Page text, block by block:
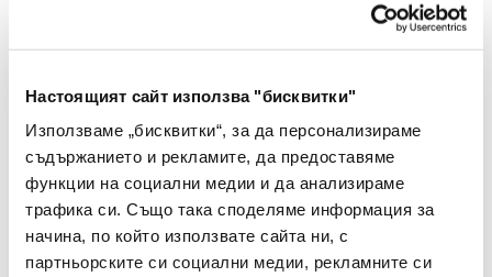
Настоящият сайт използва "бисквитки"
Използваме „бисквитки“, за да персонализираме
съдържанието и рекламите, да предоставяме
функции на социални медии и да анализираме
трафика си. Също така споделяме информация за
начина, по който използвате сайта ни, с
партньорските си социални медии, рекламните си
Размер На Телчетата(мм) 24/6
Материал На Дръжката Пластмаса
Брой В Опаковка 1